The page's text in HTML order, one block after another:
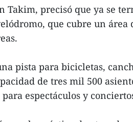
Takim, precisó que ya se
que cubre un área
pista para bicicletas,
de tres mil 500
espectáculos y